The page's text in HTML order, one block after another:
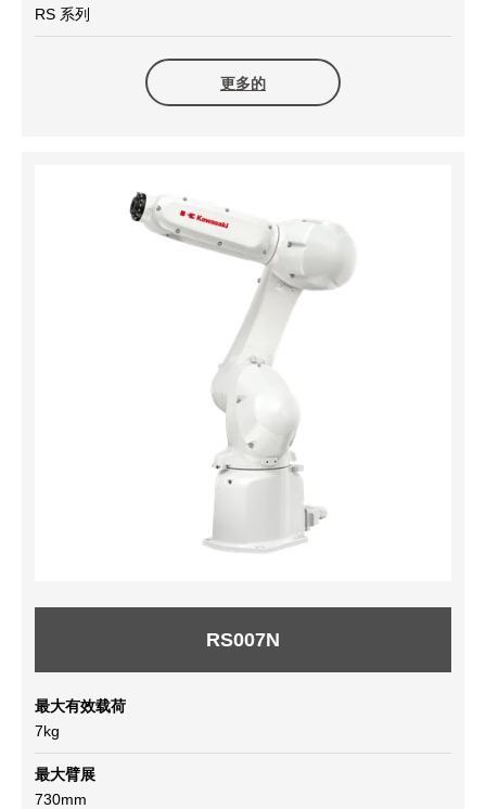
RS 系列
更多的
RS007N
最大有效载荷
7kg
最大臂展
730mm